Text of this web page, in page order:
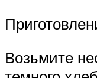
Возьмите